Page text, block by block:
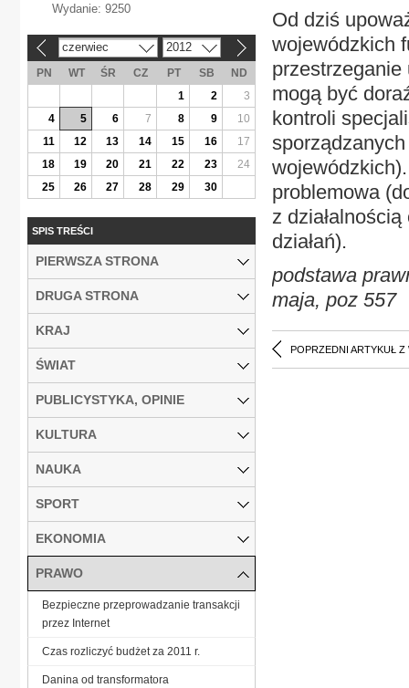
Od dziś
wojewódzkich
przestrzeganie
mogą być
kontroli
problemowa
z
działań).
podstawa
maja, poz 557
POPRZEDNI ARTYKUŁ Z
Wydanie: 9250
czerwiec 2012
PN WT ŚR CZ PT SB
ND
1
2
3
4
5 6 7 8 9
10
11
12 13 14 15 16
17
18
19 20 21 22 23
24
25
26 27 28 29 30
SPIS TREŚCI
PIERWSZA STRONA
DRUGA STRONA
KRAJ
ŚWIAT
PUBLICYSTYKA, OPINIE
KULTURA
NAUKA
SPORT
EKONOMIA
PRAWO
Bezpieczne przeprowadzanie transakcji
przez Internet
Czas rozliczyć budżet za 2011 r.
Danina od transformatora